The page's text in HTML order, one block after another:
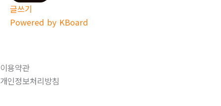
글쓰기
Powered by KBoard
이용약관
개인정보처리방침